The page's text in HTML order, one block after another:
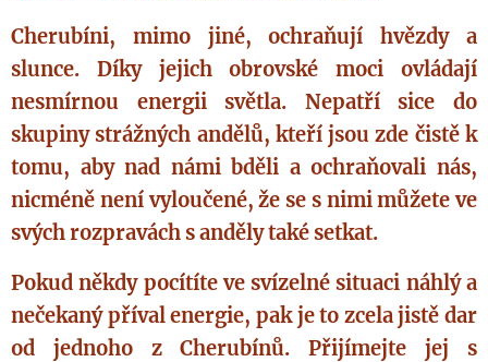
Cherubíni, mimo jiné, ochraňují hvězdy a
slunce. Díky jejich obrovské moci ovládají
nesmírnou energii světla. Nepatří sice do
skupiny strážných andělů, kteří jsou zde čistě k
tomu, aby nad námi bděli a ochraňovali nás,
nicméně není vyloučené, že se s nimi můžete ve
svých rozpravách s anděly také setkat.
Pokud někdy pocítíte ve svízelné situaci náhlý a
nečekaný příval energie, pak je to zcela jistě dar
od jednoho z Cherubínů. Přijímejte jej s